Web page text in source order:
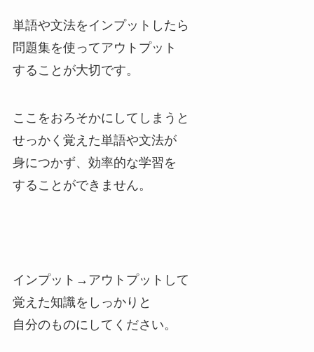
単語や文法をインプットしたら
問題集を使ってアウトプット
することが大切です。
ここをおろそかにしてしまうと
せっかく覚えた単語や文法が
身につかず、効率的な学習を
することができません。
インプット→アウトプットして
覚えた知識をしっかりと
自分のものにしてください。